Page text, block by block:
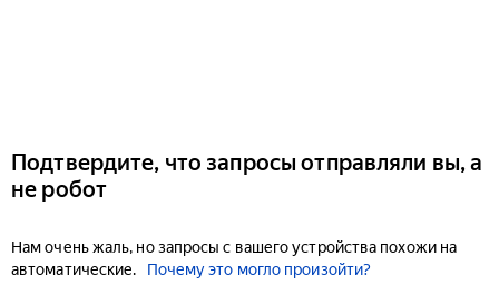
Подтвердите, что запросы отправляли вы, а
не робот
Нам очень жаль, но запросы с вашего устройства похожи на
автоматические.
Почему это могло произойти?